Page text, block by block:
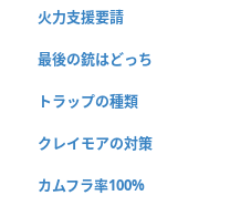
火力支援要請
最後の銃はどっち
トラップの種類
クレイモアの対策
カムフラ率100%